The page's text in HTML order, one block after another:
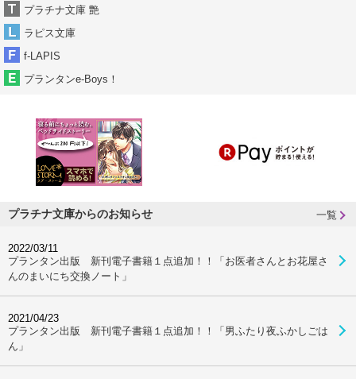
プラチナ文庫 艶
ラピス文庫
f-LAPIS
プランタンe-Boys！
一覧
プラチナ文庫からのお知らせ
2022/03/11
プランタン出版 新刊電子書籍１点追加！！「お医者さんとお花屋さ
んのまいにち交換ノート」
2021/04/23
プランタン出版 新刊電子書籍１点追加！！「男ふたり夜ふかしごは
ん」